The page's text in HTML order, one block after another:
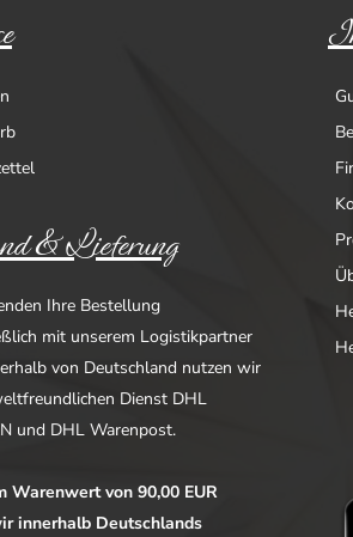
& Lieferung
Ihre Bestellung
mit unserem Logistikpartner
von Deutschland nutzen wir
Dienst DHL
und DHL Warenpost.
Warenwert von 90,00 EUR
innerhalb Deutschlands